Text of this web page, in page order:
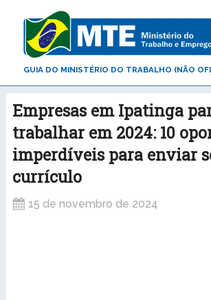
GUIA DO MINISTÉRIO DO TRABALHO (NÃO
Empresas em Ipatinga
trabalhar em 2024: 10
imperdíveis para enviar
currículo
15 de novembro de 2024